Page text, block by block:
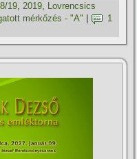
19,2019, Lovrencsics
mérkőzés - "A"
1